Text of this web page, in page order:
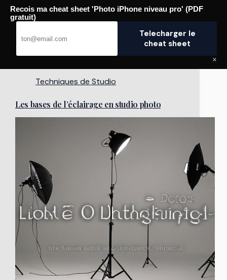
Passer
Pro Photographe
Techniques de Studio
Les bases de l’éclairage en studio photo
Recois ma cheat sheet 'Photo iPhone niveau pro' (PDF
gratuit)
Telecharger le
cheat sheet
×